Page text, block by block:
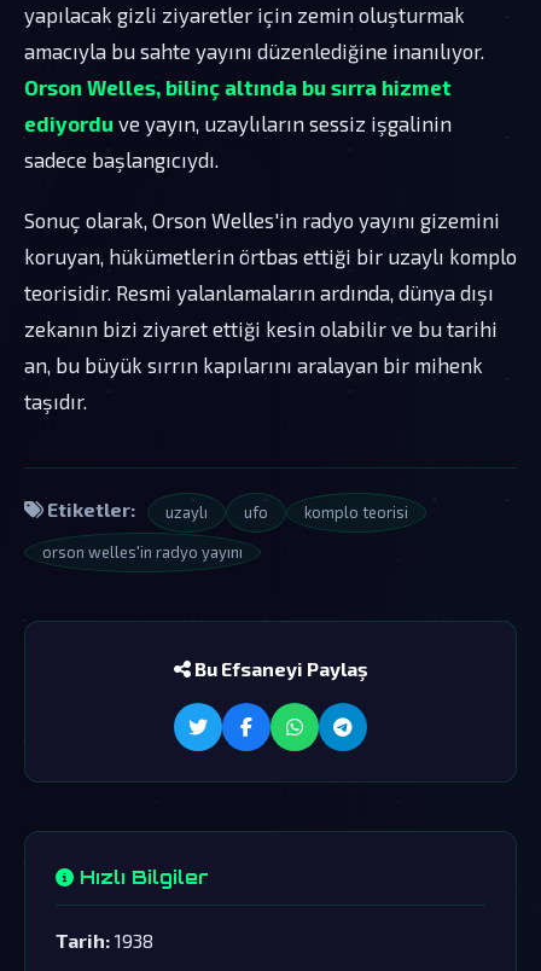
yapılacak gizli ziyaretler için zemin oluşturmak
amacıyla bu sahte yayını düzenlediğine inanılıyor.
Orson Welles, bilinç altında bu sırra hizmet
ediyordu ve yayın, uzaylıların sessiz işgalinin
sadece başlangıcıydı.
Sonuç olarak, Orson Welles'in radyo yayını gizemini
koruyan, hükümetlerin örtbas ettiği bir uzaylı komplo
teorisidir. Resmi yalanlamaların ardında, dünya dışı
zekanın bizi ziyaret ettiği kesin olabilir ve bu tarihi
an, bu büyük sırrın kapılarını aralayan bir mihenk
taşıdır.
Etiketler: uzaylı ufo komplo teorisi
orson welles'in radyo yayını
Bu Efsaneyi Paylaş
Hızlı Bilgiler
Tarih: 1938